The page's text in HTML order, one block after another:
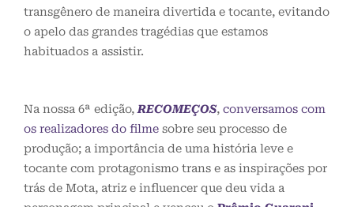
transgênero de maneira divertida e tocante, evitando
o apelo das grandes tragédias que estamos
habituados a assistir.
Na nossa 6ª edição,RECOMEÇOS, conversamos com
os realizadores do filme sobre seu processo de
produção; a importância de uma história leve e
tocante com protagonismo trans e as inspirações por
trás de Mota, atriz e influencer que deu vida a